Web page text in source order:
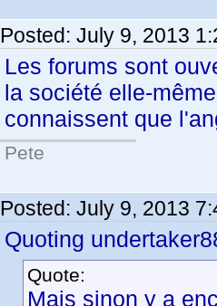
Posted: July 9, 2013
Les forums sont
la société elle-
connaissent que
Pete
Posted: July 9, 2013
Quoting
Quote:
Mais sinon y a